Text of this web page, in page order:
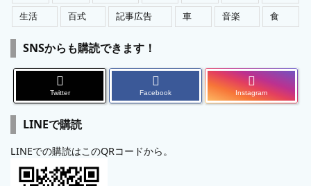
生活
百式 記事広告 車 音楽 食
SNSからも購読できます！
Twitter Facebook Instagram
LINEで購読
LINEでの購読はこのQRコードから。